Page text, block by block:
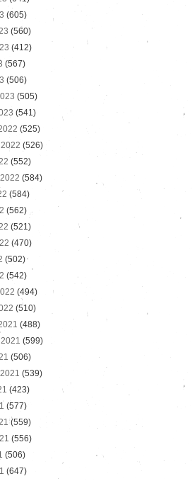
(605)
(560)
(412)
(567)
(506)
(505)
(541)
(525)
(526)
(552)
(584)
(584)
(562)
(521)
(470)
(502)
(542)
(494)
(510)
(488)
(599)
(506)
(539)
(423)
(577)
(559)
(556)
(506)
(647)